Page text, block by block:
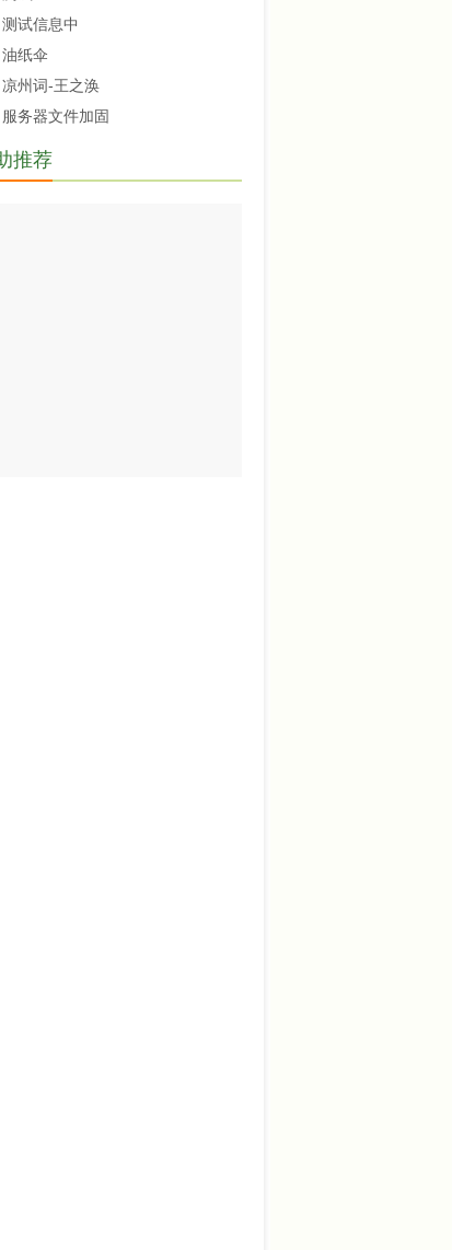
测试信息中
油纸伞
凉州词-王之涣
服务器文件加固
推荐